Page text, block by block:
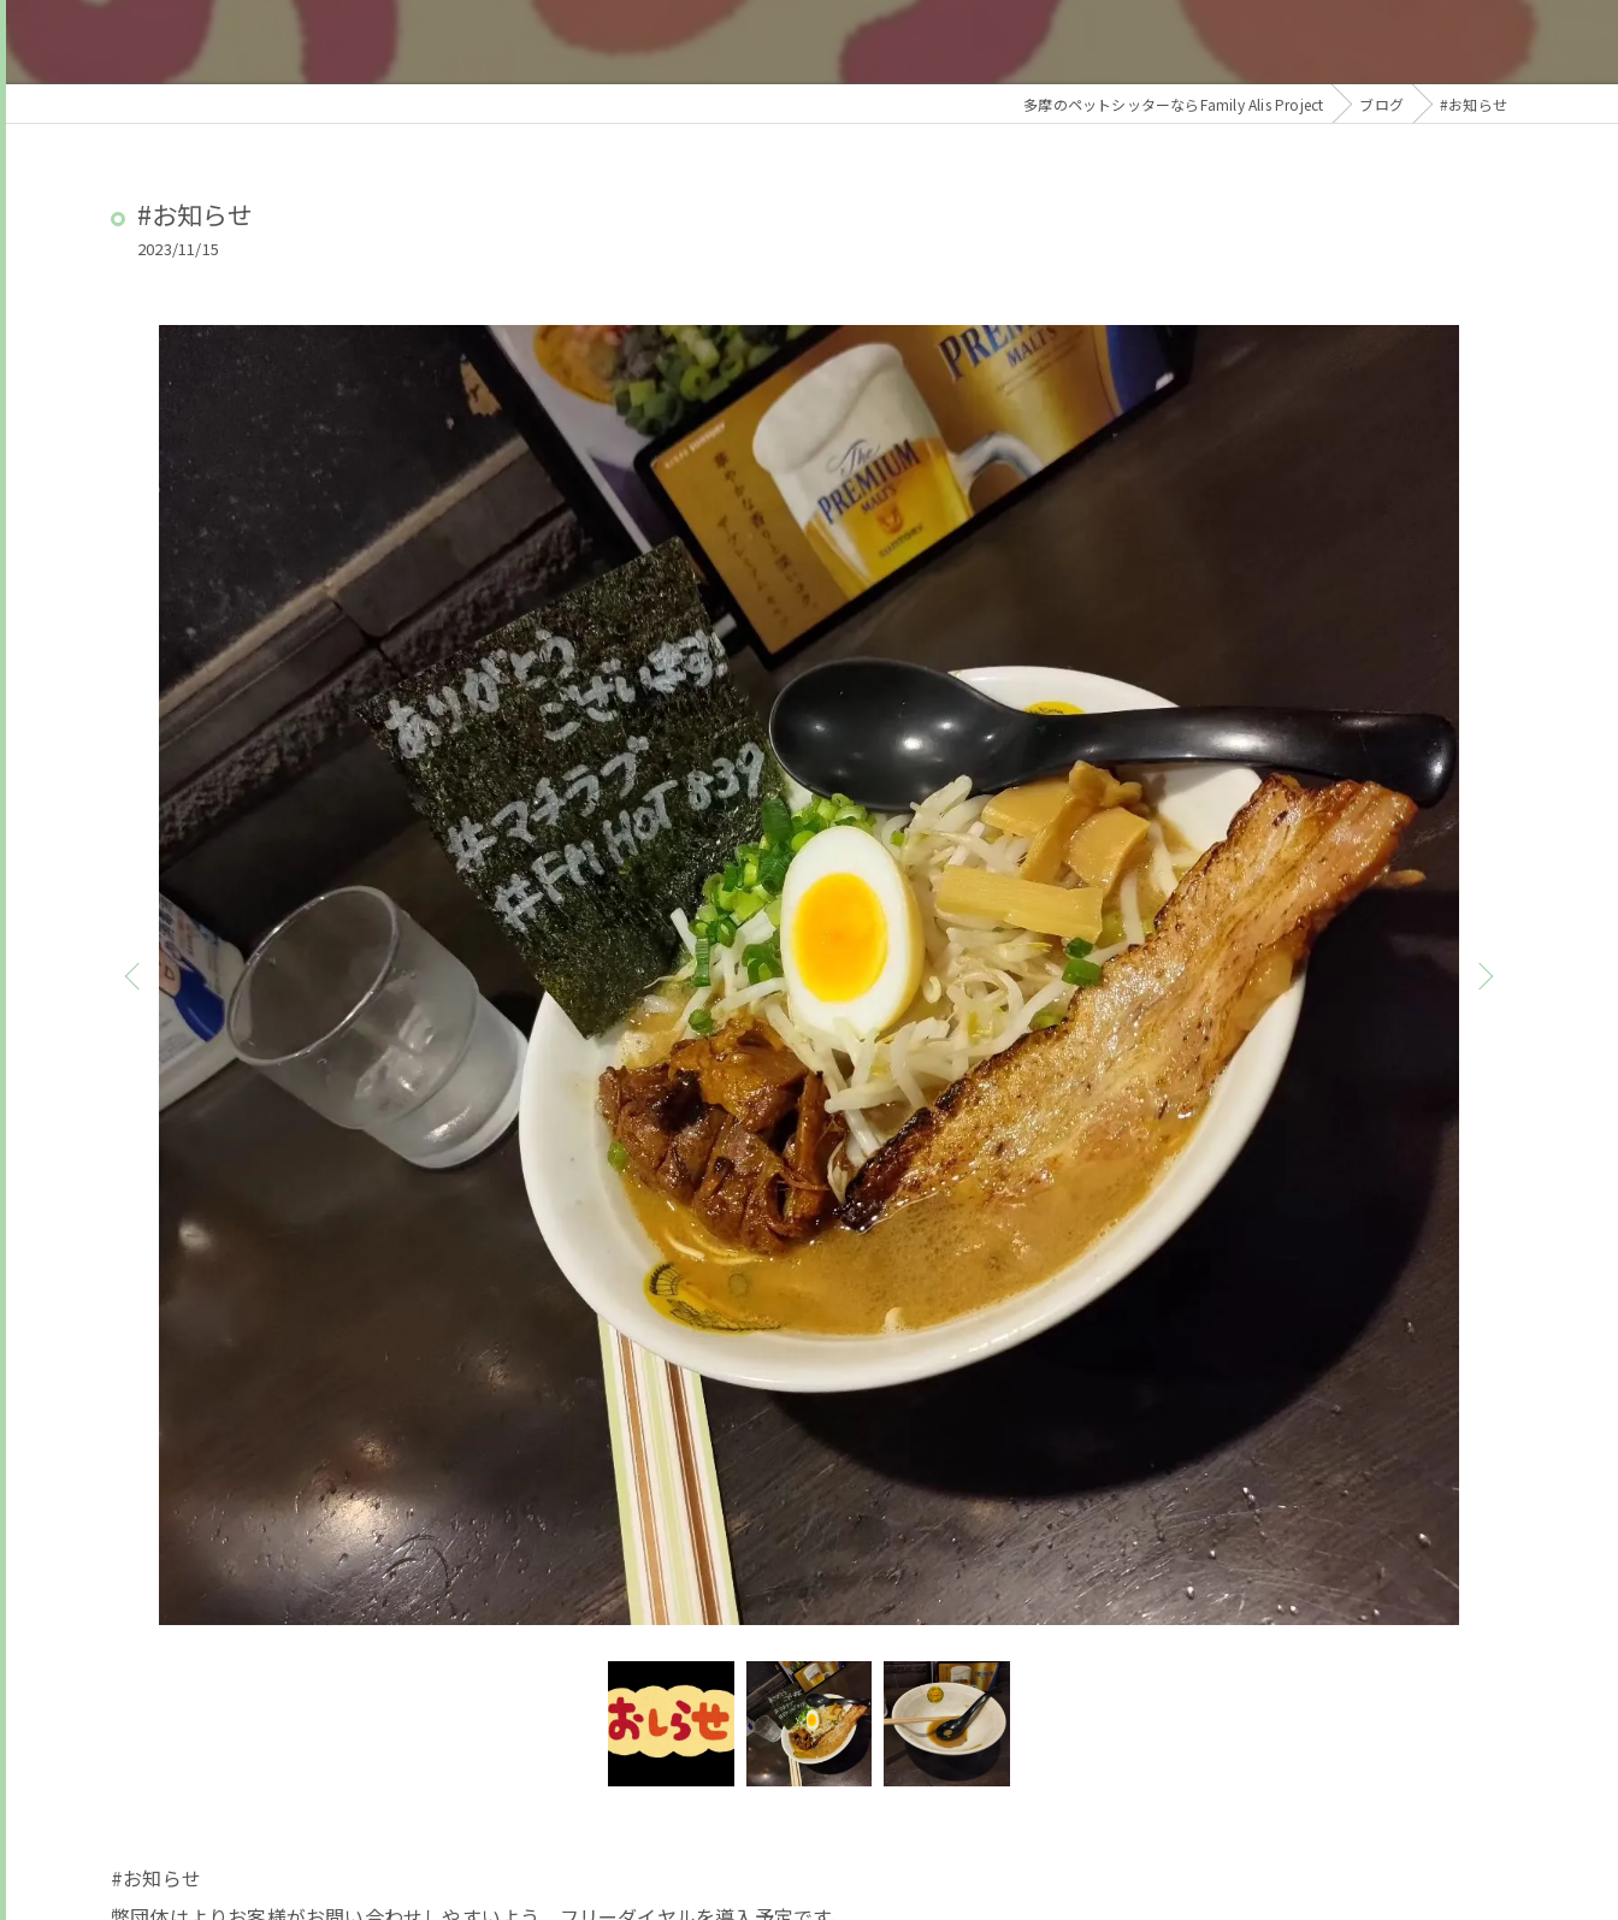
多摩のペットシッターならFamily Alis Project ブログ #お知らせ
#お知らせ
2023/11/15
#お知らせ